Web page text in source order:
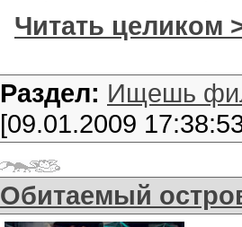
Читать целиком
Раздел: Ищешь
[09.01.2009
Обитаемый